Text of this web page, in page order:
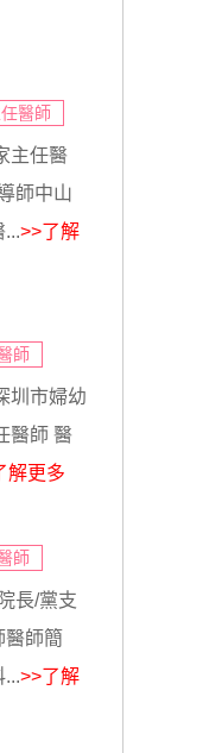
醫師
主任醫
師中山
...>>了解
師
圳市婦幼
醫師 醫
解更多
師
長/黨支
醫師簡
...>>了解